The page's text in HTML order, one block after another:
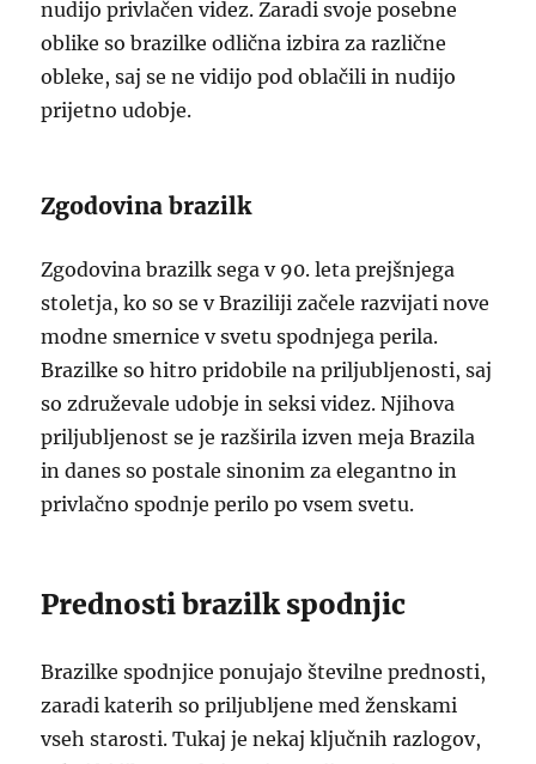
nudijo privlačen videz. Zaradi svoje posebne
oblike so brazilke odlična izbira za različne
obleke, saj se ne vidijo pod oblačili in nudijo
prijetno udobje.
Zgodovina brazilk
Zgodovina brazilk sega v 90. leta prejšnjega
stoletja, ko so se v Braziliji začele razvijati nove
modne smernice v svetu spodnjega perila.
Brazilke so hitro pridobile na priljubljenosti, saj
so združevale udobje in seksi videz. Njihova
priljubljenost se je razširila izven meja Brazila
in danes so postale sinonim za elegantno in
privlačno spodnje perilo po vsem svetu.
Prednosti brazilk spodnjic
Brazilke spodnjice ponujajo številne prednosti,
zaradi katerih so priljubljene med ženskami
vseh starosti. Tukaj je nekaj ključnih razlogov,